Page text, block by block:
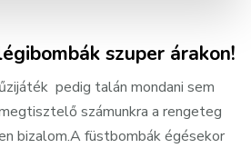
szuper árakon!
pedig talán mondani sem
számunkra a rengeteg
bizalom.A füstbombák égésekor